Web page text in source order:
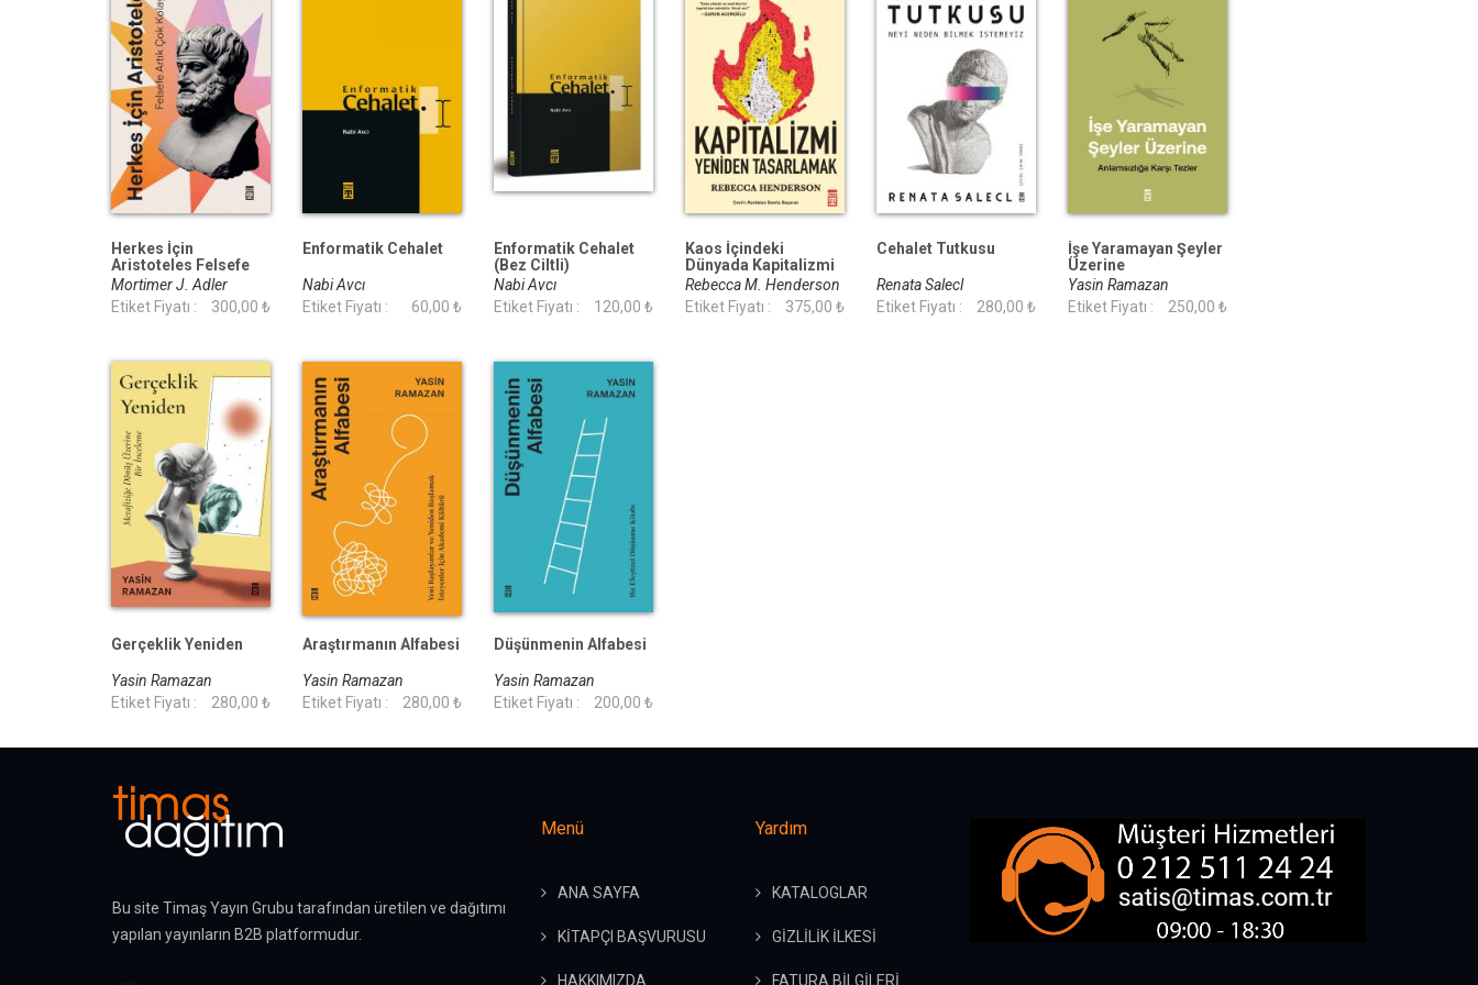
Herkes İçin
Aristoteles Felsefe
Artık Çok Kolay
Mortimer J. Adler
Etiket Fiyatı :
300,00 ₺
Enformatik Cehalet
Nabi Avcı
Etiket Fiyatı :
60,00 ₺
Enformatik Cehalet
(Bez Ciltli)
Nabi Avcı
Etiket Fiyatı :
120,00 ₺
Kaos İçindeki
Dünyada Kapitalizmi
Yeniden Tasarlamak
Rebecca M. Henderson
Etiket Fiyatı :
375,00 ₺
Cehalet Tutkusu
Renata Salecl
Etiket Fiyatı :
280,00 ₺
İşe Yaramayan Şeyler
Üzerine
Yasin Ramazan
Etiket Fiyatı :
250,00 ₺
Gerçeklik Yeniden
Yasin Ramazan
Etiket Fiyatı :
280,00 ₺
Araştırmanın Alfabesi
Yasin Ramazan
Etiket Fiyatı :
280,00 ₺
Düşünmenin Alfabesi
Yasin Ramazan
Etiket Fiyatı :
200,00 ₺
Bu site Timaş Yayın Grubu tarafından üretilen ve dağıtımı
yapılan yayınların B2B platformudur.
Menü
ANA SAYFA
KİTAPÇI BAŞVURUSU
HAKKIMIZDA
Yardım
KATALOGLAR
GİZLİLİK İLKESİ
FATURA BİLGİLERİ